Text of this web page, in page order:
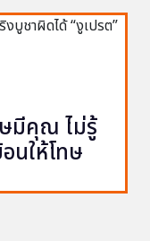
ษมีคุณ ไม่รู้
นให้โทษ